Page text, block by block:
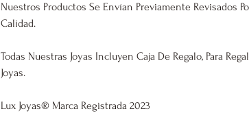
Nuestros Productos Se Envían Previamente Revisados
Calidad.
Todas Nuestras Joyas Incluyen Caja De Regalo, Para
Joyas.
Lux Joyas® Marca Registrada 2023